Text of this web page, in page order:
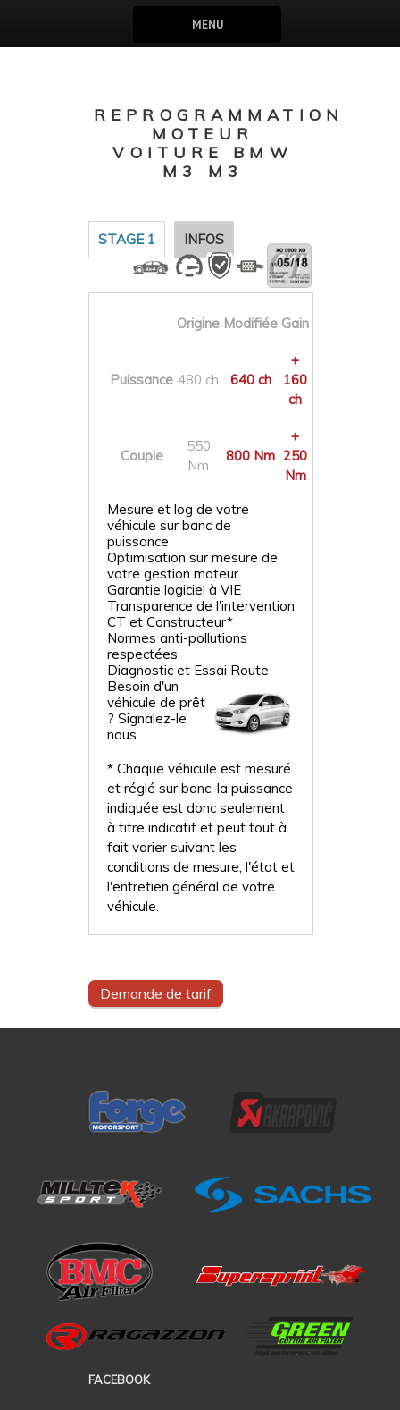
MENU
REPROGRAMMATION
MOTEUR
VOITURE BMW
M3 M3
STAGE 1 INFOS
Origine Modifiée Gain
Puissance 480 ch 640 ch
+
160
ch
Couple
550
Nm
800 Nm
+
250
Nm
Mesure et log de votre
véhicule sur banc de
puissance
Optimisation sur mesure de
votre gestion moteur
Garantie logiciel à VIE
Transparence de l'intervention
CT et Constructeur*
Normes anti-pollutions
respectées
Diagnostic et Essai Route
Besoin d'un
véhicule de prêt
? Signalez-le
nous.
* Chaque véhicule est mesuré
et réglé sur banc, la puissance
indiquée est donc seulement
à titre indicatif et peut tout à
fait varier suivant les
conditions de mesure, l'état et
l'entretien général de votre
véhicule.
Demande de tarif
FACEBOOK